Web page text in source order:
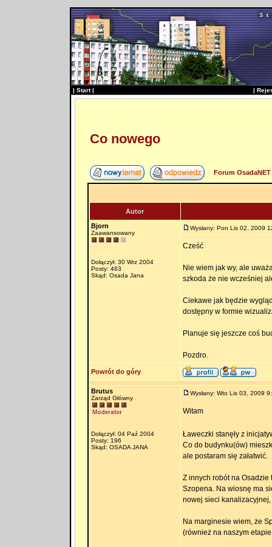
| Start| |
Co nowego
Forum
Autor
Bjorn
Zaawansowany
Dołączył: 30 Wrz 2004
Posty: 463
Skąd: Osada Jana
Wysłany: Pon Lis 02, 2009
Cześć
Nie wiem jak wy, ale
szkoda że nie wcześniej
Ciekawe jak będzie
dostępny w formie
Planuje się jeszcze coś
Pozdro.
Powrót do góry
Brutus
Zarząd Główny
Dołączył: 04 Paź 2004
Posty: 196
Skąd: OSADA JANA
Wysłany: Wto Lis 03, 2009
Witam
Ławeczki stanęły z
Co do budynku(ów)
ale postaram się załatwić.
Z innych robót na
Szopena. Na wiosnę ma
nowej sieci
Na marginesie wiem, że
(również na naszym